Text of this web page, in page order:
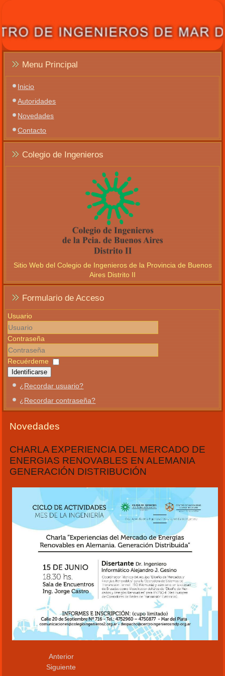
Menu Principal
Inicio
Autoridades
Novedades
Contacto
Colegio de Ingenieros
Sitio Web del Colegio de Ingenieros de la Provincia de Buenos
Aires Distrito II
Formulario de Acceso
Usuario
Contraseña
Recuérdeme
Identificarse
¿Recordar usuario?
¿Recordar contraseña?
Novedades
CHARLA EXPERIENCIA DEL MERCADO DE
ENERGIAS RENOVABLES EN ALEMANIA
GENERACIÓN DISTRIBUCIÓN
Anterior
Siguiente